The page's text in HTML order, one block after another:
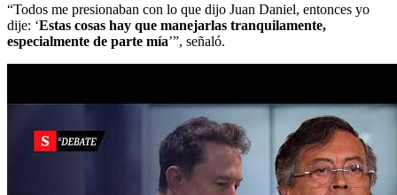
“Todos me presionaban con lo que dijo Juan Daniel, entonces yo
dije: ‘Estas cosas hay que manejarlas tranquilamente,
especialmente de parte mía’”, señaló.